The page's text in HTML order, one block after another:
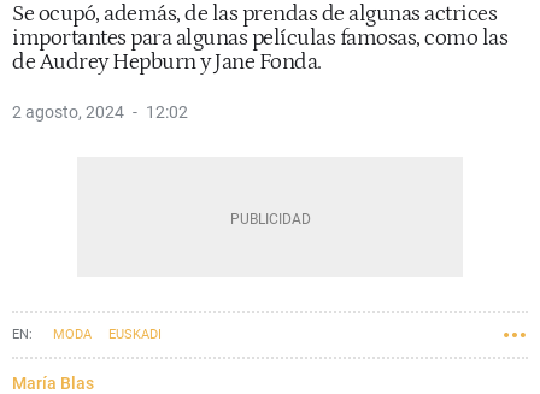
Se ocupó, además, de las prendas de algunas actrices
importantes para algunas películas famosas, como las
de Audrey Hepburn y Jane Fonda.
2 agosto, 2024 12:02
MODA EUSKADI
María Blas